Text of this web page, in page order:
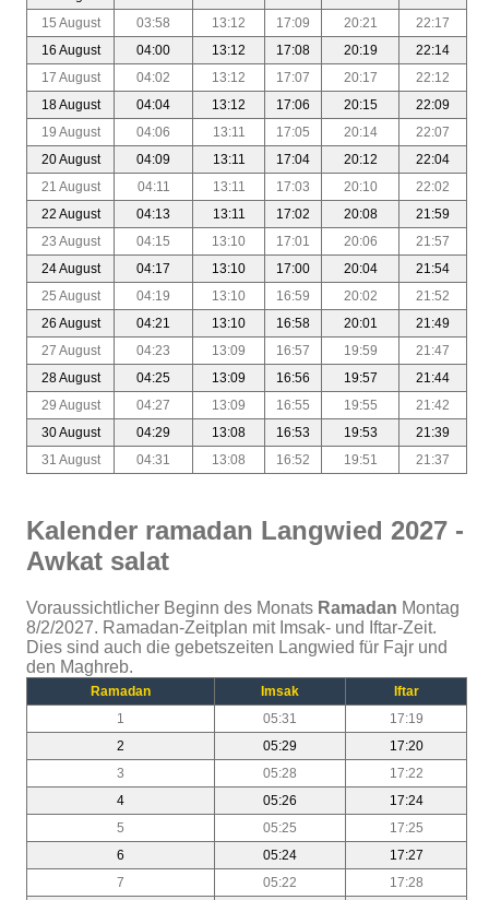
15 August
03:58 13:12 17:09 20:21
22:17
16 August
04:00 13:12 17:08 20:19
22:14
17 August
04:02 13:12 17:07 20:17
22:12
18 August
04:04 13:12 17:06 20:15
22:09
19 August
04:06 13:11 17:05 20:14
22:07
20 August
04:09 13:11 17:04 20:12
22:04
21 August
04:11 13:11 17:03 20:10
22:02
22 August
04:13 13:11 17:02 20:08
21:59
23 August
04:15 13:10 17:01 20:06
21:57
24 August
04:17 13:10 17:00 20:04
21:54
25 August
04:19 13:10 16:59 20:02
21:52
26 August
04:21 13:10 16:58 20:01
21:49
27 August
04:23 13:09 16:57 19:59
21:47
28 August
04:25 13:09 16:56 19:57
21:44
29 August
04:27 13:09 16:55 19:55
21:42
30 August
04:29 13:08 16:53 19:53
21:39
31 August
04:31 13:08 16:52 19:51 21:37
Kalender ramadan Langwied 2027 -
Awkat salat
Voraussichtlicher Beginn des Monats Ramadan Montag
8/2/2027. Ramadan-Zeitplan mit Imsak- und Iftar-Zeit.
Dies sind auch die gebetszeiten Langwied für Fajr und
den Maghreb.
Ramadan Imsak
Iftar
1
05:31
17:19
2
05:29
17:20
3
05:28
17:22
4
05:26
17:24
5
05:25
17:25
6
05:24
17:27
7
05:22
17:28